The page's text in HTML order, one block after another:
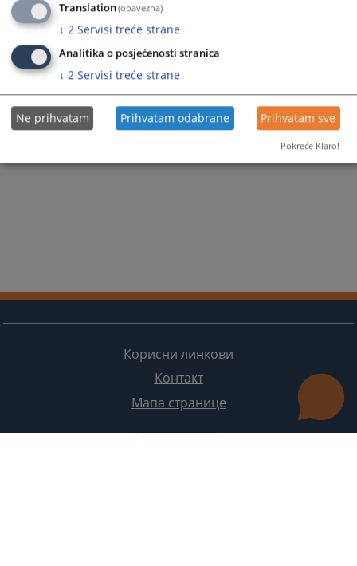
Корисни линкови
Контакт
Мапа странице
Translation(obavezna)
↓ 2 Servisi treće strane
Analitika o posjećenosti stranica
↓ 2 Servisi treće strane
Ne prihvatam Prihvatam odabrane Prihvatam sve
Pokreće Klaro!